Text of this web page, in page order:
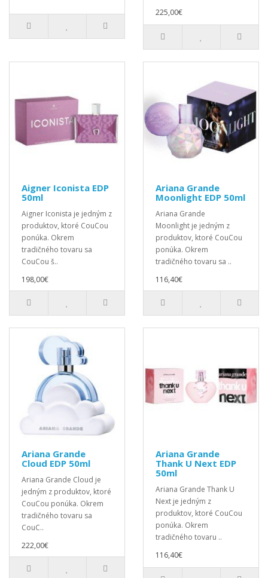
225,00€
Aigner Iconista EDP
50ml
Aigner Iconista je jedným z
produktov, ktoré CouCou
ponúka. Okrem
tradičného tovaru sa
CouCou š..
198,00€
Ariana Grande
Moonlight EDP 50ml
Ariana Grande
Moonlight je jedným z
produktov, ktoré CouCou
ponúka. Okrem
tradičného tovaru sa ..
116,40€
Ariana Grande
Cloud EDP 50ml
Ariana Grande Cloud je
jedným z produktov, ktoré
CouCou ponúka. Okrem
tradičného tovaru sa
CouC..
222,00€
Ariana Grande
Thank U Next EDP
50ml
Ariana Grande Thank U
Next je jedným z
produktov, ktoré CouCou
ponúka. Okrem
tradičného tovaru ..
116,40€